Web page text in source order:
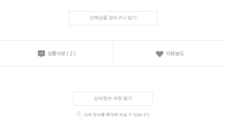
선택상품 장바구니 담기
상품리뷰 ( 2 ) 리뷰보드
상세정보 새창 열기
상세 정보를 확대해 보실 수 있습니다.